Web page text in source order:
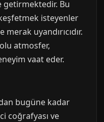
getirmektedir. Bu
isteyenler
uyandırıcıdır.
atmosfer,
vaat eder.
bugüne kadar
coğrafyası ve